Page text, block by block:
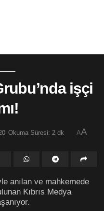
işçi
Okuma Süresi: 2 dk AA
anılan ve mahkemede
Kıbrıs Medya